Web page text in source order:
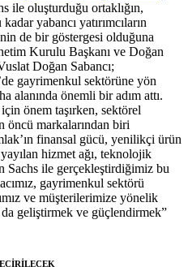
ile oluşturduğu ortaklığın,
yabancı yatırımcıların
de bir göstergesi olduğuna
Kurulu Başkanı ve Doğan
Doğan Sabancı;
gayrimenkul sektörüne yön
alanında önemli bir adım attı.
önem taşırken, sektörel
markalarından biri
finansal gücü, yenilikçi ürün
hizmet ağı, teknolojik
Sachs ile gerçekleştirdiğimiz bu
gayrimenkul sektörü
ve müşterilerimize yönelik
geliştirmek ve güçlendirmek”